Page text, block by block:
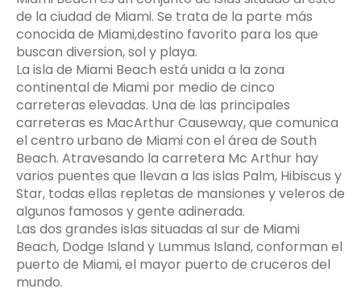
de la ciudad de Miami. Se trata de la parte más
conocida de Miami,destino favorito para los que
buscan diversion, sol y playa.
La isla de Miami Beach está unida a la zona
continental de Miami por medio de cinco
carreteras elevadas. Una de las principales
carreteras es MacArthur Causeway, que comunica
el centro urbano de Miami con el área de South
Beach. Atravesando la carretera Mc Arthur hay
varios puentes que llevan a las islas Palm, Hibiscus y
Star, todas ellas repletas de mansiones y veleros de
algunos famosos y gente adinerada.
Las dos grandes islas situadas al sur de Miami
Beach, Dodge Island y Lummus Island, conforman el
puerto de Miami, el mayor puerto de cruceros del
mundo.